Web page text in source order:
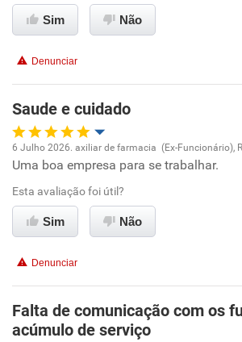
Benefícios
Recomenda esta empresa
Recomenda a diretoria
Sim Não
Denunciar
Saude e cuidado
Oportunidade de promoção
Ambiente de trabalho
Benefícios
Recomenda esta empresa
6 Julho 2026. axiliar de farmacia (Ex-Funcionário),
Uma boa empresa para se trabalhar.
Esta avaliação foi útil?
Sim Não
Denunciar
Falta de comunicação com os
acúmulo de serviço